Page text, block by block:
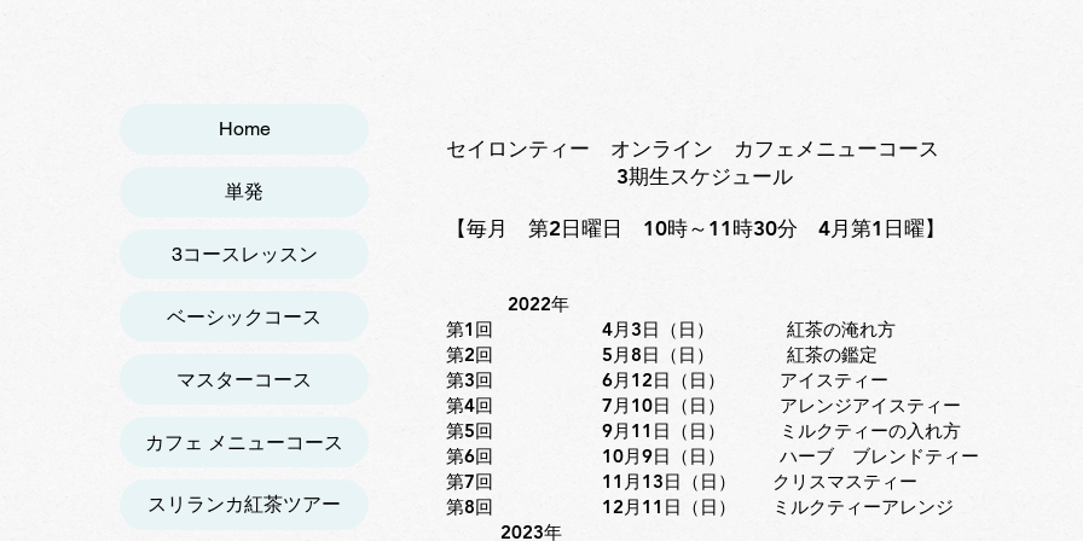
​セイロンティー オンライン カフェメニューコース
​ 3期生スケジュール
【毎月 第2日曜日 10時～11時30分 4月第1日曜】
2022年
第1回 4月3日（日） 紅茶の淹れ方
第2回 5月8日（日） 紅茶の鑑定
第3回 6月12日（日） アイスティー
第4回 7月10日（日） アレンジアイスティー
第5回 9月11日（日） ミルクティーの入れ方
第6回 10月9日（日） ハーブ ブレンドティー
第7回 11月13日（日） クリスマスティー
第8回 12月11日（日） ミルクティーアレンジ
2023年
Home
単発
3コースレッスン
ベーシックコース
マスターコース
カフェ メニューコース
スリランカ紅茶ツアー